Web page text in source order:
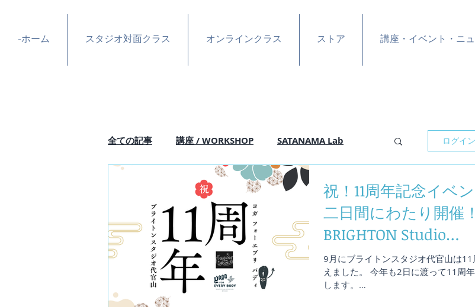
-ホーム スタジオ対面クラス オンラインクラス ストア 講座・イベント・ニ
全ての記事 講座 / WORKSHOP SATANAMA Lab
イベント / トピックス 今月の予定 クラス紹介
cheers together みんなのヨガ
ログイ
祝！11周年記念イベン
二日間にわたり開催！
BRIGHTON Studio
DAIKANYAMA / YOGA
EVERY BODY！！！
9月にブライトンスタジオ代官山は11
えました。 今年も2日に渡って11周
します。